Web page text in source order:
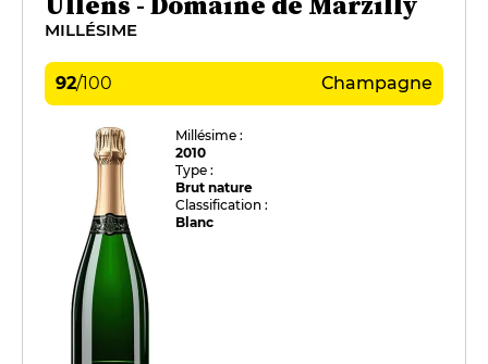
MILLÉSIME
92/100 Champagne
Millésime :
2010
Type :
Brut nature
Classification :
Blanc